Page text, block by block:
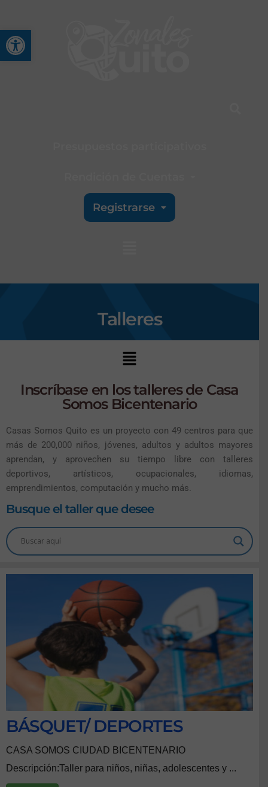
Abrir barra de
Registrarse
Talleres
Inscríbase en los talleres de Casa
Somos Bicentenario
Casas Somos Quito es un proyecto con 49 centros para que
más de 200,000 niños, jóvenes, adultos y adultos mayores
aprendan, y aprovechen su tiempo libre con talleres
deportivos, artísticos, ocupacionales, idiomas,
emprendimientos, computación y mucho más.
Busque el taller que desee
BÁSQUET/ DEPORTES
CASA SOMOS CIUDAD BICENTENARIO
Descripción:Taller para niños, niñas, adolescentes y ...